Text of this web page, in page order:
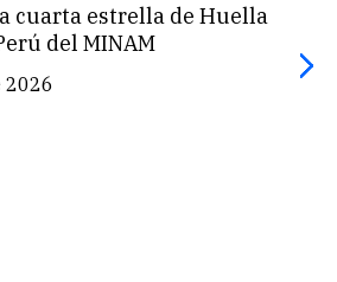
cuarta estrella de Huella
del MINAM
2026
de